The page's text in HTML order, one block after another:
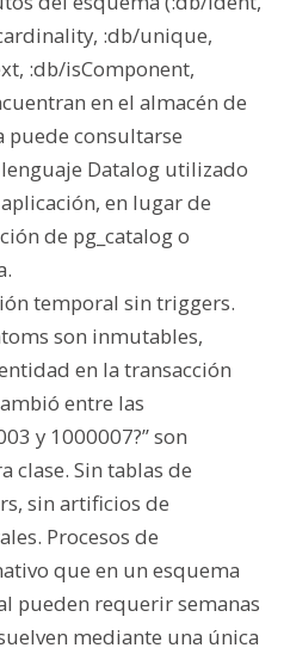
:db/unique,
:db/isComponent,
en el almacén de
puede consultarse
Datalog utilizado
en lugar de
de pg_catalog o
temporal sin triggers.
son inmutables,
en la transacción
entre las
y 1000007?” son
clase. Sin tablas de
sin artificios de
Procesos de
que en un esquema
pueden requerir semanas
mediante una única